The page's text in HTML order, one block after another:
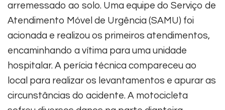
arremessado ao solo. Uma equipe do Serviço de
Atendimento Móvel de Urgência (SAMU) foi
acionada e realizou os primeiros atendimentos,
encaminhando a vítima para uma unidade
hospitalar. A perícia técnica compareceu ao
local para realizar os levantamentos e apurar as
circunstâncias do acidente. A motocicleta